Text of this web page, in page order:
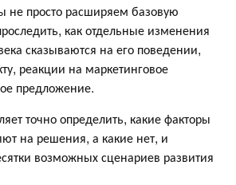
не просто расширяем базовую
как отдельные изменения
сказываются на его поведении,
реакции на маркетинговое
предложение.
точно определить, какие факторы
на решения, а какие нет, и
возможных сценариев развития